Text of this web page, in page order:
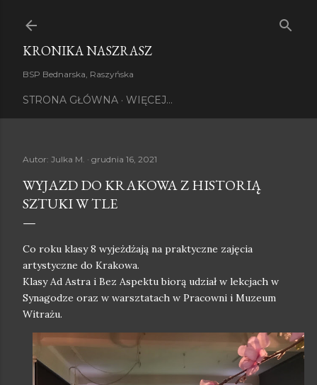
KRONIKA NASZRASZ
BSP Bednarska, Raszyńska
STRONA GŁÓWNA WIĘCEJ…
Autor: Julka M. grudnia 16, 2021
WYJAZD DO KRAKOWA Z HISTORIĄ
SZTUKI W TLE
Co roku klasy 8 wyjeżdżają na praktyczne zajęcia
artystyczne do Krakowa.
Klasy Ad Astra i Bez Aspektu biorą udział w lekcjach w
Synagodze oraz w warsztatach w Pracowni i Muzeum
Witrażu.